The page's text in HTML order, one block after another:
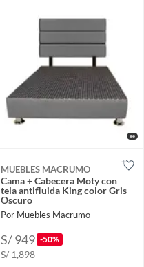
MUEBLES MACRUMO
Cama + Cabecera Moty con
tela antifluida King color Gris
Oscuro
Por Muebles Macrumo
S/ 949 -50%
S/ 1,898